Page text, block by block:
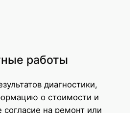
работы
диагностики,
о стоимости и
согласие на ремонт или